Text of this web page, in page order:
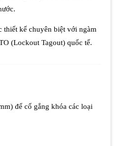
thiết kế chuyên biệt với ngàm
(Lockout Tagout) quốc tế.
để cố gắng khóa các loại